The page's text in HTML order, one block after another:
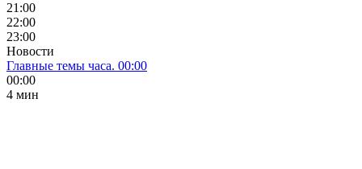
21:00
22:00
23:00
Новости
Главные темы часа. 00:00
00:00
4 мин